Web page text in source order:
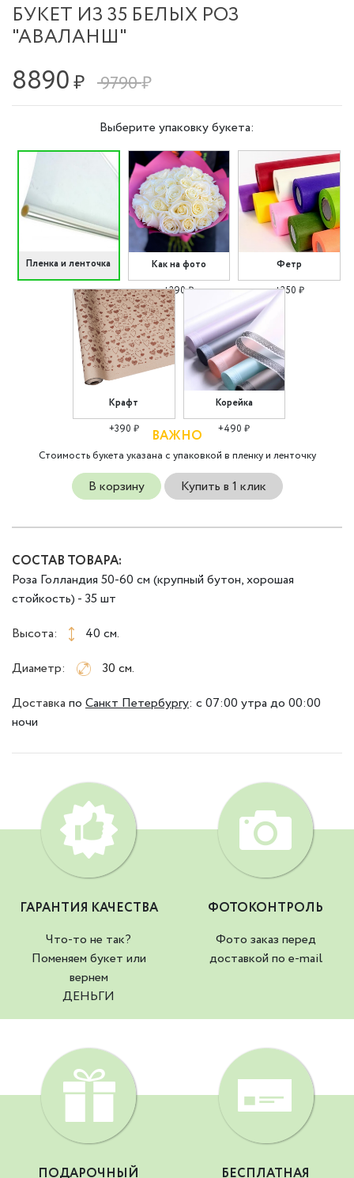
БУКЕТ ИЗ 35 БЕЛЫХ РОЗ
"АВАЛАНШ"
8890₽ 9790 ₽
Выберите упаковку букета:
Пленка и ленточка
Как на фото
+290 ₽
Фетр
+350 ₽
Крафт
+390 ₽
Корейка
+490 ₽
ВАЖНО
Стоимость букета указана с упаковкой в пленку и ленточку
В корзину Купить в 1 клик
СОСТАВ ТОВАРА:
Роза Голландия 50-60 см (крупный бутон, хорошая
стойкость) - 35 шт
Высота:
40 см.
Диаметр:
30 см.
Доставка по Санкт Петербургу: с 07:00 утра до 00:00
ночи
ГАРАНТИЯ КАЧЕСТВА
Что-то не так?
Поменяем букет или
вернем
ДЕНЬГИ
ФОТОКОНТРОЛЬ
Фото заказ перед
доставкой по e-mail
ПОДАРОЧНЫЙ БЕСПЛАТНАЯ